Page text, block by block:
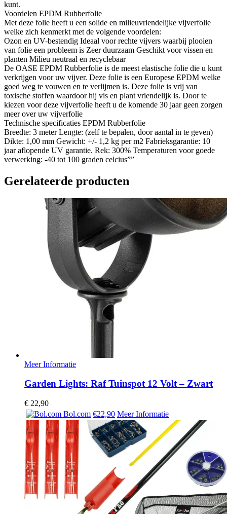
kunt.
Voordelen EPDM Rubberfolie
Met deze folie heeft u een solide en milieuvriendelijke vijverfolie
welke zich kenmerkt met de volgende voordelen:
Ozon en UV-bestendig Ideaal voor rechte vijvers waarbij plooien
van folie een probleem is Zeer duurzaam Geschikt voor vissen en
planten Milieu neutraal en recyclebaar
De OASE EPDM Rubberfolie is de meest elastische folie die u kunt
verkrijgen voor uw vijver. Deze folie is een Europese EPDM welke
goed weg te vouwen en te verlijmen is. Deze folie is vrij van
toxische stoffen waardoor hij vis en plant vriendelijk is. Door te
kiezen voor deze vijverfolie heeft u de komende 30 jaar geen zorgen
meer over uw vijverfolie
Technische specificaties EPDM Rubberfolie
Breedte: 3 meter Lengte: (zelf te bepalen, door aantal in te geven)
Dikte: 1,00 mm Gewicht: +/- 1,2 kg per m2 Fabrieksgarantie: 10
jaar aflopende UV garantie. Rek: 300% Temperaturen voor goede
verwerking: -40 tot 100 graden celcius””
Gerelateerde producten
Meer Informatie
Garden Lights: Raf Tuinspot 12 Volt – Zwart
€ 22,90
Bol.com €22,90 Meer Informatie